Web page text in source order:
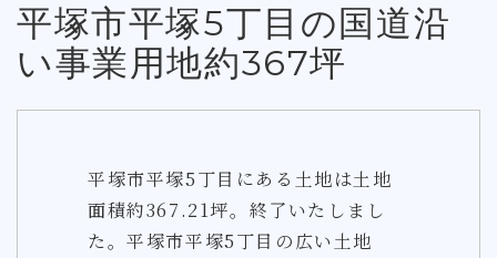
平塚市平塚5丁目の国道沿
い事業用地約367坪
平塚市平塚5丁目にある土地は土地
面積約367.21坪。終了いたしまし
た。平塚市平塚5丁目の広い土地